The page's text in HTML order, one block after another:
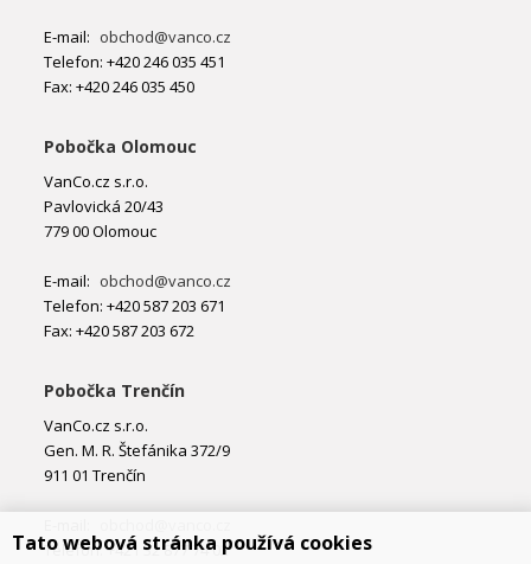
E-mail: obchod@vanco.cz
Telefon: +420 246 035 451
Fax: +420 246 035 450
Pobočka Olomouc
VanCo.cz s.r.o.
Pavlovická 20/43
779 00 Olomouc
E-mail: obchod@vanco.cz
Telefon: +420 587 203 671
Fax: +420 587 203 672
Pobočka Trenčín
VanCo.cz s.r.o.
Gen. M. R. Štefánika 372/9
911 01 Trenčín
Telefon: +421 32 877 74 02
Tato webová stránka používá cookies